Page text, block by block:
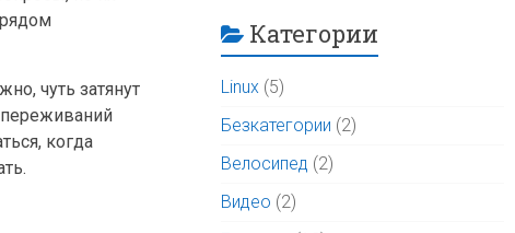
чуть затянут
переживаний
когда
Категории
Linux (5)
Безкатегории (2)
Велосипед (2)
Видео (2)